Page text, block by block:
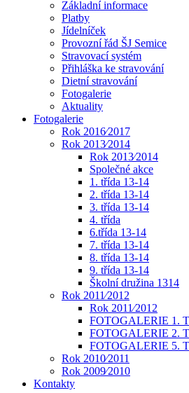
Základní informace
Platby
Jídelníček
Provozní řád ŠJ Semice
Stravovací systém
Přihláška ke stravování
Dietní stravování
Fotogalerie
Aktuality
Fotogalerie
Rok 2016⁄2017
Rok 2013⁄2014
Rok 2013⁄2014
Společné akce
1. třída 13-14
2. třída 13-14
3. třída 13-14
4. třída
6.třída 13-14
7. třída 13-14
8. třída 13-14
9. třída 13-14
Školní družina 1314
Rok 2011⁄2012
Rok 2011⁄2012
FOTOGALERIE 1.
FOTOGALERIE 2.
FOTOGALERIE 5.
Rok 2010⁄2011
Rok 2009⁄2010
Kontakty